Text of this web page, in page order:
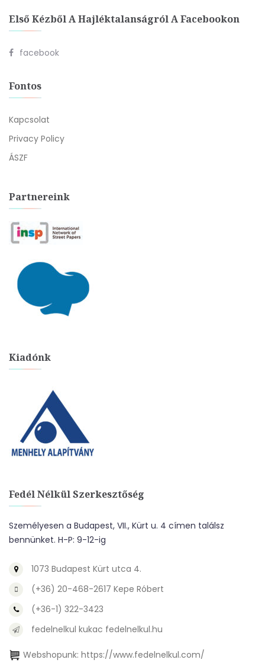
Első Kézből A Hajléktalanságról A Facebookon
facebook
Fontos
Kapcsolat
Privacy Policy
ÁSZF
Partnereink
Kiadónk
Fedél Nélkül Szerkesztőség
Személyesen a Budapest, VII., Kürt u. 4 címen találsz
bennünket. H-P: 9-12-ig
1073 Budapest Kürt utca 4.
(+36) 20-468-2617 Kepe Róbert
(+36-1) 322-3423
fedelnelkul kukac fedelnelkul.hu
Webshopunk: https://www.fedelnelkul.com/